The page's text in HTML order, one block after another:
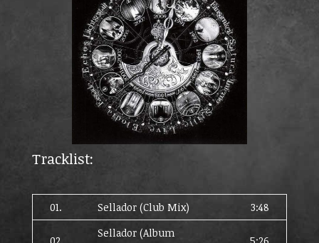
Tracklist:
01. Sellador (Club Mix) 3:48
Sellador (Album